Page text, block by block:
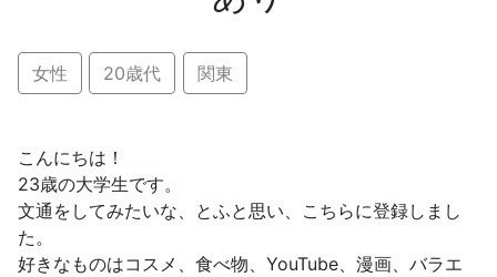
女性 20歳代 関東
こんにちは！
23歳の大学生です。
文通をしてみたいな、とふと思い、こちらに登録しまし
た。
好きなものはコスメ、食べ物、YouTube、漫画、バラエ